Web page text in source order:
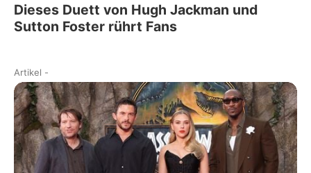
Dieses Duett von Hugh Jackman und
Sutton Foster rührt Fans
Artikel -